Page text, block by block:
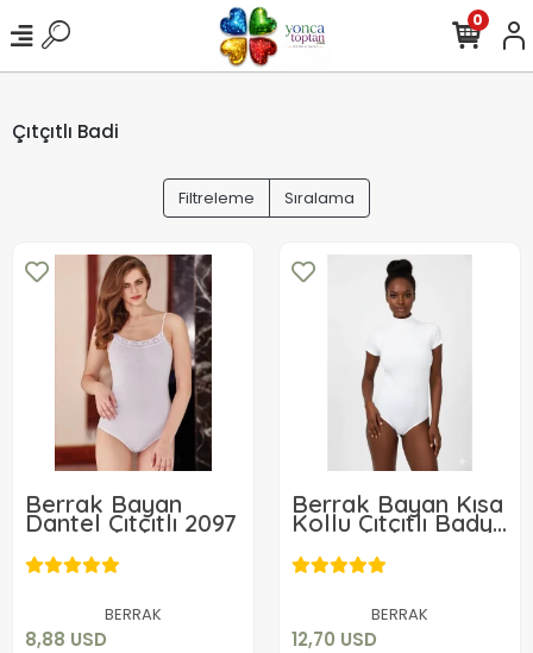
0
Çıtçıtlı Badi
Filtreleme Sıralama
Berrak Bayan
Dantel Çıtçıtlı 2097
BERRAK
8,88 USD
8,88 USD
Berrak Bayan Kısa
Kollu Çıtçıtlı Bady
2053
BERRAK
12,70 USD
12,70 USD